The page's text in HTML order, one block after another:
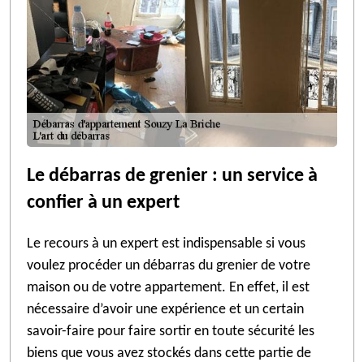
Le débarras de grenier : un service à
confier à un expert
Le recours à un expert est indispensable si vous
voulez procéder un débarras du grenier de votre
maison ou de votre appartement. En effet, il est
nécessaire d’avoir une expérience et un certain
savoir-faire pour faire sortir en toute sécurité les
biens que vous avez stockés dans cette partie de